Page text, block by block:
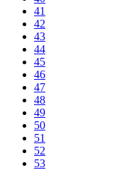
41
42
43
44
45
46
47
48
49
50
51
52
53